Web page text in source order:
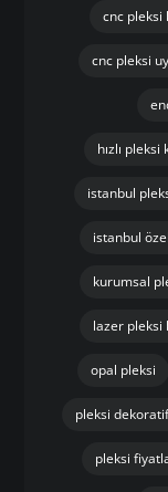
cnc pleksi
cnc pleksi
hızlı
istanbul
istanbul
kurumsal
lazer pleksi
opal pleksi
pleksi
pleksi